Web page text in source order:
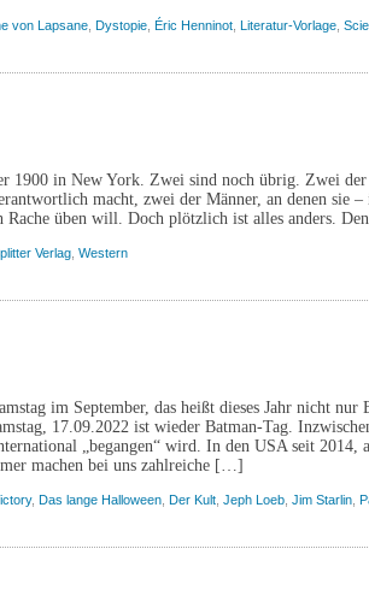
von Lapsane Dystopie Éric Henninot Literatur-Vorlage
1900 in New York. Zwei sind noch übrig. Zwei
macht, zwei der Männer, an denen sie –
Rache üben will. Doch plötzlich ist alles anders.
Verlag Western
im September, das heißt dieses Jahr nicht nur
17.09.2022 ist wieder Batman-Tag.
„begangen“ wird. In den USA seit 2014,
machen bei uns zahlreiche […]
, Das lange Halloween Der Kult Jeph Loeb Jim Starlin